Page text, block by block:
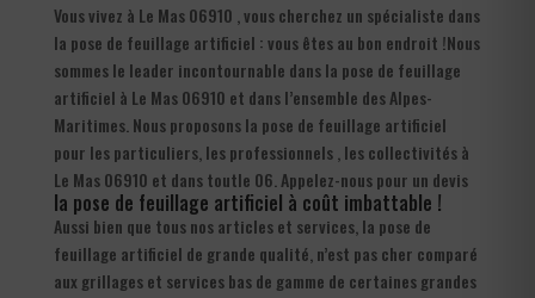
Vous vivez à Le Mas 06910 , vous cherchez un spécialiste dans
la pose de feuillage artificiel : vous êtes au bon endroit !Nous
sommes le leader incontournable dans la pose de feuillage
artificiel à Le Mas 06910 et dans l’ensemble des Alpes-
Maritimes. Nous proposons la pose de feuillage artificiel
pour les particuliers, les professionnels , les collectivités à
Le Mas 06910 et dans toutle 06. Appelez-nous pour un devis
la pose de feuillage artificiel à coût imbattable !
Aussi bien que tous nos articles et services, la pose de
feuillage artificiel de grande qualité, n’est pas cher comparé
aux grillages et services bas de gamme de certaines grandes